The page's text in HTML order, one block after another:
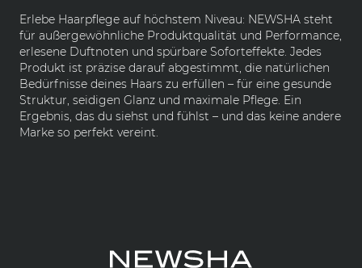
Erlebe Haarpflege auf höchstem Niveau: NEWSHA steht
für außergewöhnliche Produktqualität und Performance,
erlesene Duftnoten und spürbare Soforteffekte. Jedes
Produkt ist präzise darauf abgestimmt, die natürlichen
Bedürfnisse deines Haars zu erfüllen – für eine gesunde
Struktur, seidigen Glanz und maximale Pflege. Ein
Ergebnis, das du siehst und fühlst – und das keine andere
Marke so perfekt vereint.